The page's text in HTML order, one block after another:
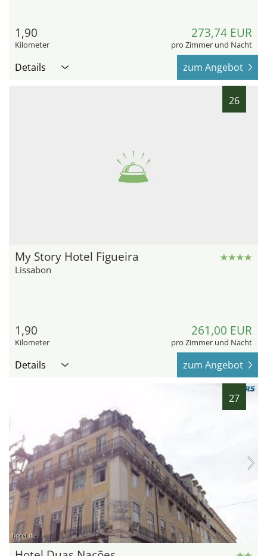
1,90
Kilometer
273,74 EUR
pro Zimmer und Nacht
Details zum Angebot
26
My Story Hotel Figueira
Lissabon
1,90
Kilometer
261,00 EUR
pro Zimmer und Nacht
Details zum Angebot
27
hotel.de